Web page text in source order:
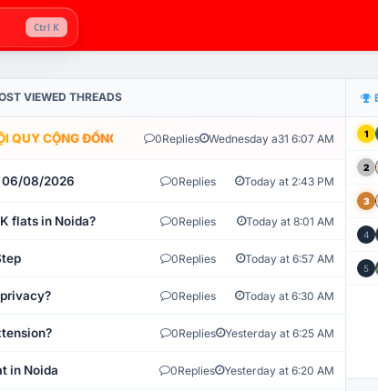
Ctrl K
VIEWED THREADS
QUY CỘNG ĐỒNG VLIKE.VN: HỆ THỐNG GIÁM SÁT TỰ
0Replies Wednesday a31 6:07 AM
06/08/2026 0Replies Today at 2:43 PM
flats in Noida? 0Replies Today at 8:01 AM
0Replies Today at 6:57 AM
0Replies Today at 6:30 AM
0Replies Yesterday at 6:25 AM
in Noida 0Replies Yesterday at 6:20 AM
1
2
3
4
5